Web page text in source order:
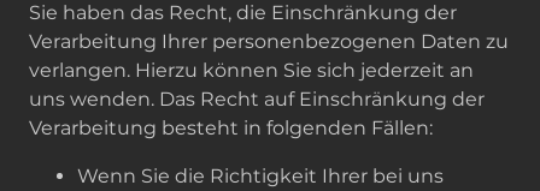
Sie haben das Recht, die Einschränkung der
Verarbeitung Ihrer personenbezogenen Daten zu
verlangen. Hierzu können Sie sich jederzeit an
uns wenden. Das Recht auf Einschränkung der
Verarbeitung besteht in folgenden Fällen:
Wenn Sie die Richtigkeit Ihrer bei uns